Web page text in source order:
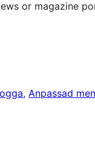
or magazine
, Anpassad